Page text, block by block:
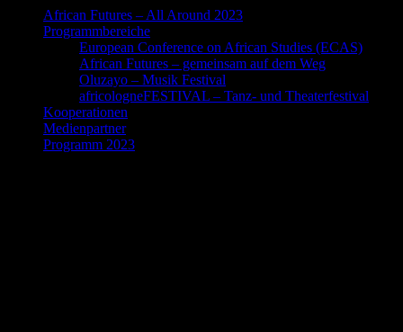
African Futures – All Around 2023
Programmbereiche
European Conference on African Studies (ECAS)
African Futures – gemeinsam auf dem Weg
Oluzayo – Musik Festival
africologneFESTIVAL – Tanz- und Theaterfestival
Kooperationen
Medienpartner
Programm 2023